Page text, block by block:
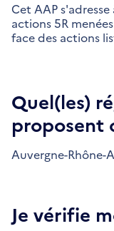
Cet AAP
actions 5R
face des actions
Quel(les)
proposent
Auvergne-Rhône-
Je vérifie